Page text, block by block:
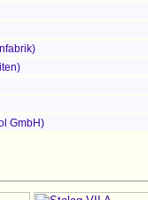
GmbH)